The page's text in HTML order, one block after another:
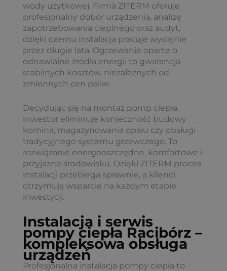
wody użytkowej. Firma ZITERM oferuje
profesjonalny dobór urządzenia, analizę
zapotrzebowania cieplnego oraz audyt,
dzięki czemu instalacja pracuje wydajnie
przez długie lata. Ogrzewanie oparte o
odnawialne źródła energii to gwarancja
stabilnych kosztów, niezależnych od
zmiennych cen paliw.
Decydując się na montaż pomp ciepła,
inwestor eliminuje konieczność budowy
komina, magazynowania opału czy obsługi
tradycyjnego systemu grzewczego. To
rozwiązanie energooszczędne, komfortowe i
przyjazne środowisku. Dzięki ZITERM proces
instalacji przebiega sprawnie, a klienci
otrzymują wsparcie na każdym etapie
inwestycji.
Instalacja i serwis
pompy ciepła Racibórz –
kompleksowa obsługa
urządzeń
Profesjonalna instalacja pompy ciepła to